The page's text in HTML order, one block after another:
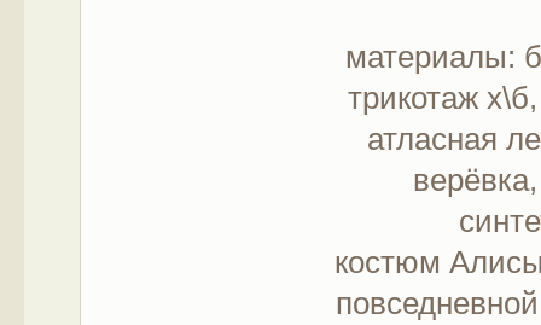
материалы:
трикотаж
атласная
костюм